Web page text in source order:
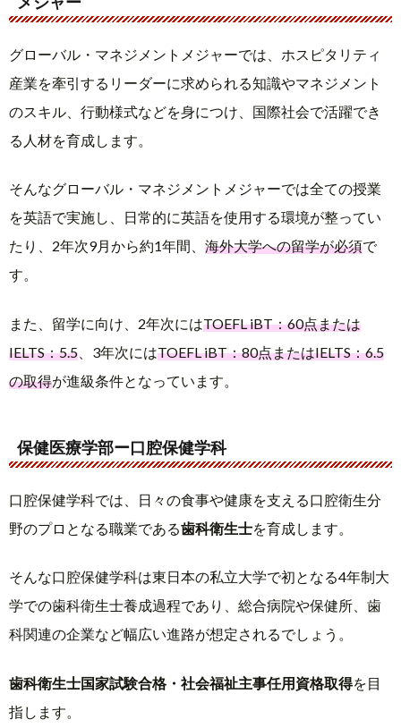
グローバル・マネジメントメジャーでは、ホスピタリティ
産業を牽引するリーダーに求められる知識やマネジメント
のスキル、行動様式などを身につけ、国際社会で活躍でき
る人材を育成します。
そんなグローバル・マネジメントメジャーでは全ての授業
を英語で実施し、日常的に英語を使用する環境が整ってい
たり、2年次9月から約1年間、 海外大学への留学が必須で
す。
また、留学に向け、2年次にはTOEFL iBT：60点または
IELTS：5.5 、3年次にはTOEFL iBT：80点またはIELTS：6.5
の取得が進級条件となっています。
保健医療学部ー口腔保健学科
口腔保健学科では、日々の食事や健康を支える口腔衛生分
野のプロとなる職業である歯科衛生士を育成します。
そんな口腔保健学科は東日本の私立大学で初となる4年制大
学での歯科衛生士養成過程であり、総合病院や保健所、歯
科関連の企業など幅広い進路が想定されるでしょう。
歯科衛生士国家試験合格・社会福祉主事任用資格取得を目
指します。